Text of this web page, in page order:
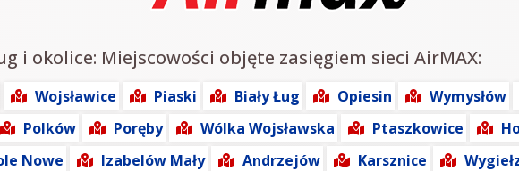
i okolice: Miejscowości objęte zasięgiem sieci AirMAX:
Wojsławice Piaski Biały Ług Opiesin Wymysłów
Polków Poręby Wólka Wojsławska Ptaszkowice
Nowe Izabelów Mały Andrzejów Karsznice